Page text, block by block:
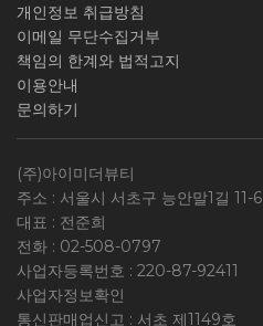
개인정보 취급방침
이메일 무단수집거부
책임의 한계와 법적고지
이용안내
문의하기
(주)아이미더뷰티
주소 : 서울시 서초구 능안말1길 11-6
대표 : 전준희
전화 : 02-508-0797
사업자등록번호 : 220-87-92411
사업자정보확인
통신판매업신고 : 서초 제1149호